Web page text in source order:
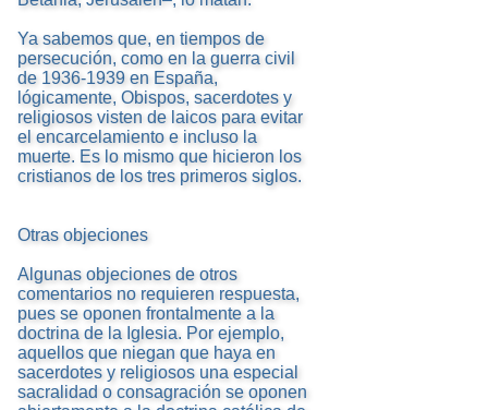
Ya sabemos que, en tiempos de
persecución, como en la guerra civil
de 1936-1939 en España,
lógicamente, Obispos, sacerdotes y
religiosos visten de laicos para evitar
el encarcelamiento e incluso la
muerte. Es lo mismo que hicieron los
cristianos de los tres primeros siglos.
Otras objeciones
Algunas objeciones de otros
comentarios no requieren respuesta,
pues se oponen frontalmente a la
doctrina de la Iglesia. Por ejemplo,
aquellos que niegan que haya en
sacerdotes y religiosos una especial
sacralidad o consagración se oponen